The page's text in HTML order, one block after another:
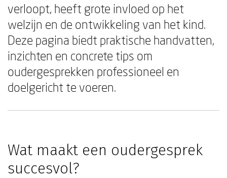
verloopt, heeft grote invloed op het
welzijn en de ontwikkeling van het kind.
Deze pagina biedt praktische handvatten,
inzichten en concrete tips om
oudergesprekken professioneel en
doelgericht te voeren.
Wat maakt een oudergesprek
succesvol?